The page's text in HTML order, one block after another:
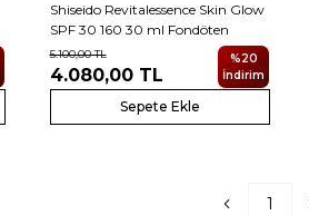
Shiseido Revitalessence Skin Glow
SPF 30 160 30 ml Fondöten
5.100,00TL
4.080,00TL
%20
İndirim
Sepete Ekle
1